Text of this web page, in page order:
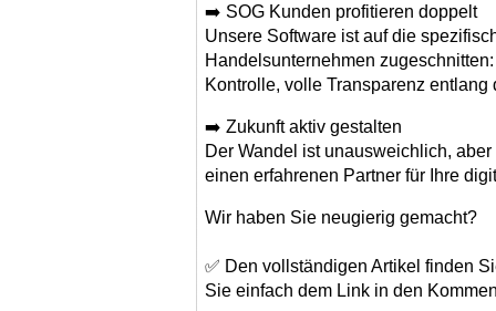
➡️ SOG Kunden profitieren doppelt
Unsere Software ist auf die
Handelsunternehmen
Kontrolle, volle Transparenz
➡️ Zukunft aktiv gestalten
Der Wandel ist unausweichlich,
einen erfahrenen Partner für Ihre
Wir haben Sie neugierig gemacht?
✅ Den vollständigen Artikel finden
Sie einfach dem Link in den